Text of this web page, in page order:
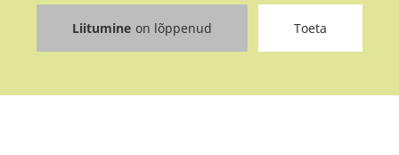
Liitumine on lõppenud Toeta